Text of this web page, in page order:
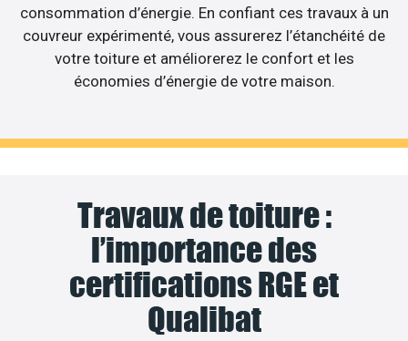
consommation d’énergie. En confiant ces travaux à un
couvreur expérimenté, vous assurerez l’étanchéité de
votre toiture et améliorerez le confort et les
économies d’énergie de votre maison.
Travaux de toiture :
l’importance des
certifications RGE et
Qualibat